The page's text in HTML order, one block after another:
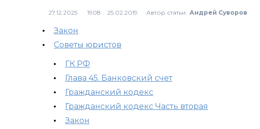
1908 Автор статьи: Андрей Суворов
Закон
Советы юристов
ГК РФ
Глава 45. Банковский счет
Гражданский кодекс
Гражданский кодекс Часть вторая
Закон